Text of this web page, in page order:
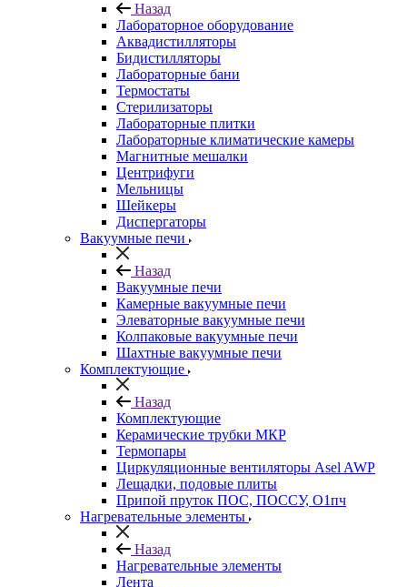
Назад
Лабораторное оборудование
Аквадистилляторы
Бидистилляторы
Лабораторные бани
Термостаты
Стерилизаторы
Лабораторные плитки
Лабораторные климатические камеры
Магнитные мешалки
Центрифуги
Мельницы
Шейкеры
Диспергаторы
Вакуумные печи
Назад
Вакуумные печи
Камерные вакуумные печи
Элеваторные вакуумные печи
Колпаковые вакуумные печи
Шахтные вакуумные печи
Комплектующие
Назад
Комплектующие
Керамические трубки МКР
Термопары
Циркуляционные вентиляторы Asel AWP
Лещадки, подовые плиты
Припой пруток ПОС, ПОССУ, О1пч
Нагревательные элементы
Назад
Нагревательные элементы
Лента